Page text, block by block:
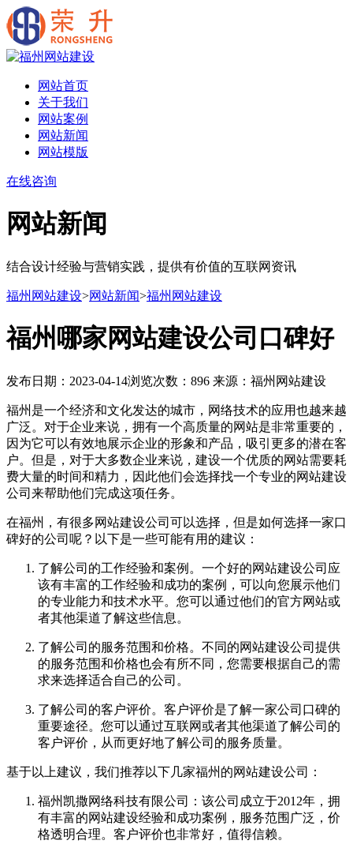
网站首页
关于我们
网站案例
网站新闻
网站模版
在线咨询
网站新闻
结合设计经验与营销实践，提供有价值的互联网资讯
福州网站建设>网站新闻>福州网站建设
福州哪家网站建设公司口碑好
发布日期：2023-04-14浏览次数：896 来源：福州网站建设
福州是一个经济和文化发达的城市，网络技术的应用也越来越
广泛。对于企业来说，拥有一个高质量的网站是非常重要的，
因为它可以有效地展示企业的形象和产品，吸引更多的潜在客
户。但是，对于大多数企业来说，建设一个优质的网站需要耗
费大量的时间和精力，因此他们会选择找一个专业的网站建设
公司来帮助他们完成这项任务。
在福州，有很多网站建设公司可以选择，但是如何选择一家口
碑好的公司呢？以下是一些可能有用的建议：
了解公司的工作经验和案例。一个好的网站建设公司应
该有丰富的工作经验和成功的案例，可以向您展示他们
的专业能力和技术水平。您可以通过他们的官方网站或
者其他渠道了解这些信息。
了解公司的服务范围和价格。不同的网站建设公司提供
的服务范围和价格也会有所不同，您需要根据自己的需
求来选择适合自己的公司。
了解公司的客户评价。客户评价是了解一家公司口碑的
重要途径。您可以通过互联网或者其他渠道了解公司的
客户评价，从而更好地了解公司的服务质量。
基于以上建议，我们推荐以下几家福州的网站建设公司：
福州凯撒网络科技有限公司：该公司成立于2012年，拥
有丰富的网站建设经验和成功案例，服务范围广泛，价
格透明合理。客户评价也非常好，值得信赖。